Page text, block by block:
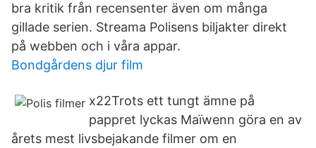
bra kritik från recensenter även om många
gillade serien. Streama Polisens biljakter direkt
på webben och i våra appar.
Bondgårdens djur film
x22Trots ett tungt ämne på
pappret lyckas Maïwenn göra en av
årets mest livsbejakande filmer om en